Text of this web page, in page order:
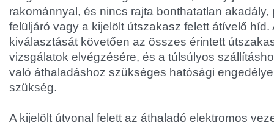
rakománnyal, és nincs rajta bonthatatlan akadály,
felüljáró vagy a kijelölt útszakasz felett átívelő híd.
kiválasztását követően az összes érintett
vizsgálatok elvégzésére, és a túlsúlyos
való áthaladáshoz szükséges hatósági
szükség.
A kijelölt útvonal felett az áthaladó elektromos